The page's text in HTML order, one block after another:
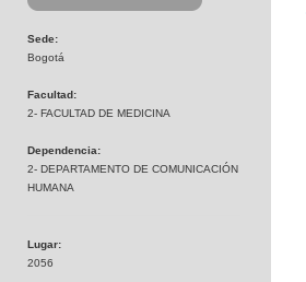
Sede:
Bogotá
Facultad:
2- FACULTAD DE MEDICINA
Dependencia:
2- DEPARTAMENTO DE COMUNICACIÓN
HUMANA
Lugar:
2056